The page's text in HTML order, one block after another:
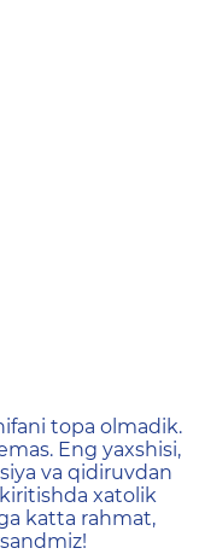
неtopa olmadik.
Eng yaxshisi,
va qidiruvdan
xatolik
katta rahmat,